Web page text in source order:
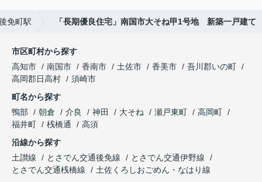
免町駅 「長期優良住宅」南国市大そね甲1号地 新築一戸建て
市区町村から探す
高知市
南国市 香南市 土佐市 香美市
吾川郡いの町
高岡郡日高村
須崎市
町名から探す
鴨部
朝倉 介良 神田 大そね 瀬戸東町
高岡町
福井町
桟橋通
高須
沿線から探す
土讃線
とさでん交通後免線
とさでん交通伊野線
とさでん交通桟橋線
土佐くろしおごめん・なはり線